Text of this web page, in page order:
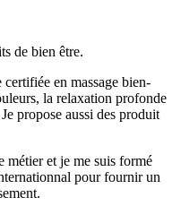
de bien être.
en massage bien-
la relaxation profonde
propose aussi des produit
métier et je me suis formé
pour fournir un